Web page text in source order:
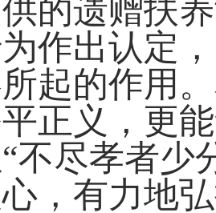
的遗赠扶
作出认定
起的作用
正义，更
不尽孝者少
心，有力地